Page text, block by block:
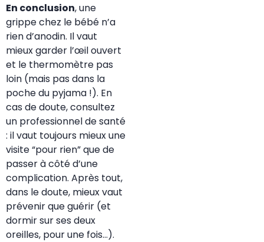
En conclusion, une
grippe chez le bébé n’a
rien d’anodin. Il vaut
mieux garder l’œil ouvert
et le thermomètre pas
loin (mais pas dans la
poche du pyjama !). En
cas de doute, consultez
un professionnel de santé
: il vaut toujours mieux une
visite “pour rien” que de
passer à côté d’une
complication. Après tout,
dans le doute, mieux vaut
prévenir que guérir (et
dormir sur ses deux
oreilles, pour une fois…).